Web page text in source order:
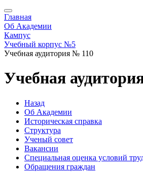
Главная
Об Академии
Кампус
Учебный корпус №5
Учебная аудитория № 110
Учебная
Назад
Об Академии
Историческая справка
Структура
Ученый совет
Вакансии
Специальная оценка условий
Обращения граждан